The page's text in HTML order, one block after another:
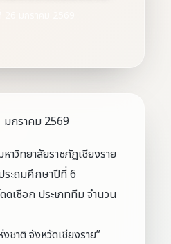
มกราคม 2569
าวิทยาลัยราชภัฏเชียงราย
ระถมศึกษาปีที่ 6
เชือก ประเภททีม จำนวน
ชาติ จังหวัดเชียงราย”